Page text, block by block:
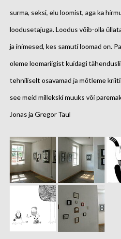
surma, seksi, elu loomist, aga ka
loodusetajuga. Loodus võib-olla
ja inimesed, kes samuti loomad on.
oleme loomariigist kuidagi
tehniliselt osavamad ja mõtleme
see meid millekski muuks või
Jonas ja Gregor Taul